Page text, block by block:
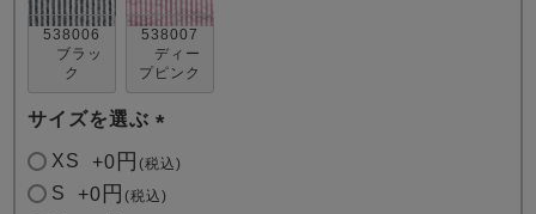
売れ筋ランキング
- Item Ranking -
すべてのデザインのパジャマ一覧はこちら
538006
ブラッ
ク
538007
ディー
プピンク
サイズを選ぶ
(
XS +0 税込
S +0 税込